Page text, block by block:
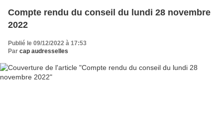
Compte rendu du conseil du lundi 28 novembre
2022
Publié le 09/12/2022 à 17:53
Par cap audresselles